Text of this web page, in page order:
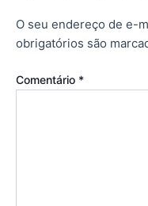
O seu endereço de e-
obrigatórios são
Comentário *